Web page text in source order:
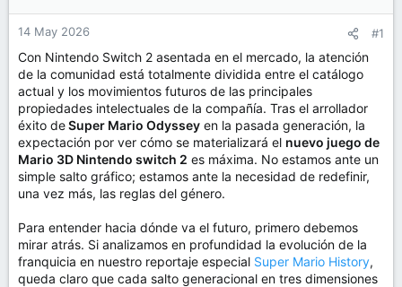
r
d
e
l
t
e
m
a
n
c
i
o
14 May 2026 #1
Con Nintendo Switch 2 asentada en el mercado, la atención
de la comunidad está totalmente dividida entre el catálogo
actual y los movimientos futuros de las principales
propiedades intelectuales de la compañía. Tras el arrollador
éxito deSuper Mario Odyssey en la pasada generación, la
expectación por ver cómo se materializará el nuevo juego de
Mario 3D Nintendo switch 2 es máxima. No estamos ante un
simple salto gráfico; estamos ante la necesidad de redefinir,
una vez más, las reglas del género.
Para entender hacia dónde va el futuro, primero debemos
mirar atrás. Si analizamos en profundidad la evolución de la
franquicia en nuestro reportaje especial Super Mario History,
queda claro que cada salto generacional en tres dimensiones